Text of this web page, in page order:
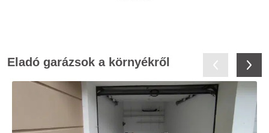
Eladó garázsok a környékről